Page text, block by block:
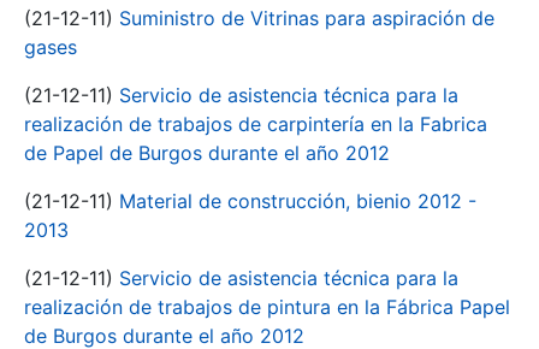
(21-12-11) Suministro de Vitrinas para aspiración de
gases
(21-12-11) Servicio de asistencia técnica para la
realización de trabajos de carpintería en la Fabrica
de Papel de Burgos durante el año 2012
(21-12-11) Material de construcción, bienio 2012 -
2013
(21-12-11) Servicio de asistencia técnica para la
realización de trabajos de pintura en la Fábrica Papel
de Burgos durante el año 2012